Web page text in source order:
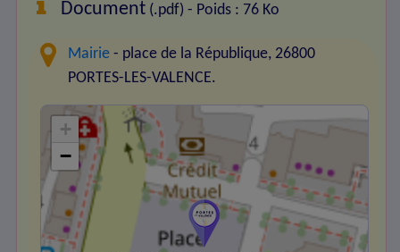
Document (.pdf) - Poids : 76 Ko
Mairie - place de la République, 26800
PORTES-LES-VALENCE.
+
−